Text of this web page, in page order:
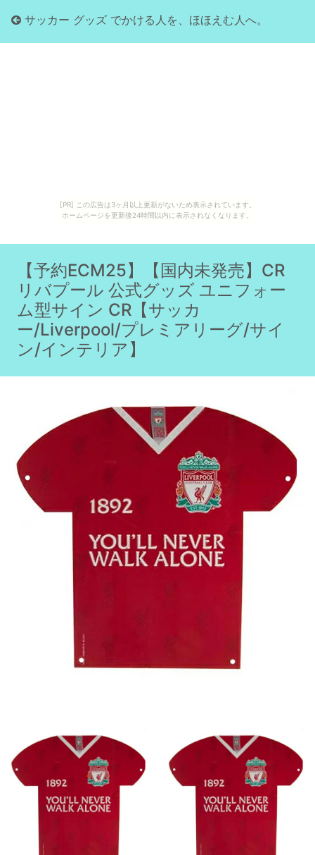
[PR] この広告は3ヶ月以上更新がないため表示されています。
ホームページを更新後24時間以内に表示されなくなります。
サッカー グッズ でかける人を、ほほえむ人へ。
【予約ECM25】【国内未発売】CR
リバプール 公式グッズ ユニフォー
ム型サイン CR【サッカ
ー/Liverpool/プレミアリーグ/サイ
ン/インテリア】